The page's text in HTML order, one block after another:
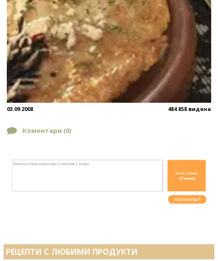
03.09.2008 484 858 видяна
Коментари (0)
РЕЦЕПТИ С ЛЮБИМИ ПРОДУКТИ